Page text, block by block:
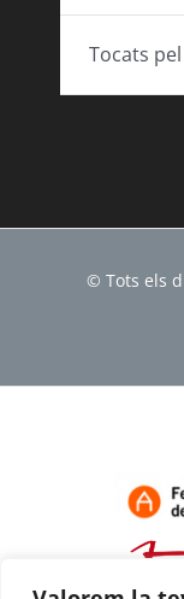
Tocats
© Tots els